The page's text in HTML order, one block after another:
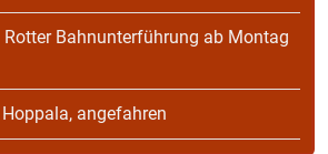
Rotter Bahnunterführung ab Montag
Hoppala, angefahren